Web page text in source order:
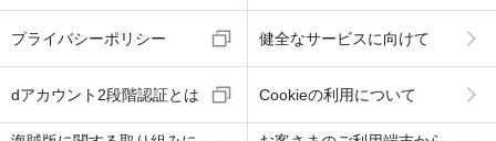
プライバシーポリシー 健全なサービスに向けて
dアカウント2段階認証とは Cookieの利用について